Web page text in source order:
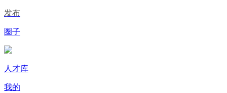
发布
圈子
人才库
我的